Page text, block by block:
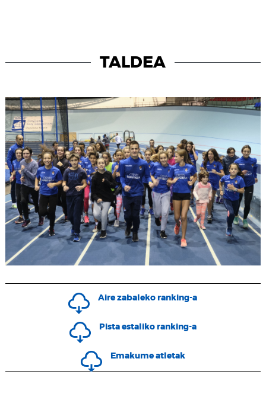
TALDEA
Aire zabaleko ranking-a
Pista estaliko ranking-a
Emakume atletak